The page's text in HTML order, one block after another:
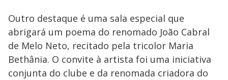
Outro destaque é uma sala especial que
abrigará um poema do renomado João Cabral
de Melo Neto, recitado pela tricolor Maria
Bethânia. O convite à artista foi uma iniciativa
conjunta do clube e da renomada criadora do